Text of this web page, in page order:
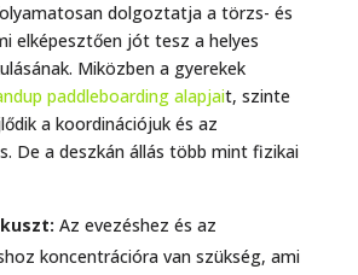
dolgoztatja a törzs- és
elképesztően jót tesz a helyes
Miközben a gyerekek
paddleboarding alapjait, szinte
a koordinációjuk és az
De a deszkán állás több mint fizikai
Az evezéshez és az
koncentrációra van szükség, ami